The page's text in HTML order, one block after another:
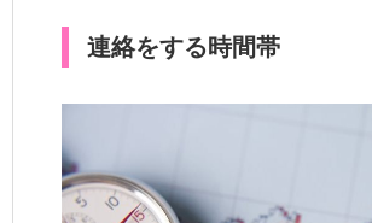
連絡をする時間帯